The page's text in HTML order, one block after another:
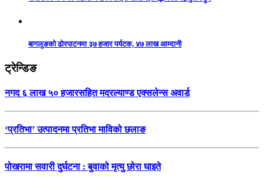
बागलुङको ढोरपाटनमा ३७ हजार पर्यटक, ४७ लाख आम्दानी
ट्रेन्डिङ
नगद ६ लाख ५० हजारसहित मदरल्याण्ड एक्सलेन्स अवार्ड
‘प्रतिभा’ उत्पादनमा प्रतिभा माविको छलाङ
पोखरामा सवारी दुर्घटना : बुवाको मृत्यु छोरा घाइते